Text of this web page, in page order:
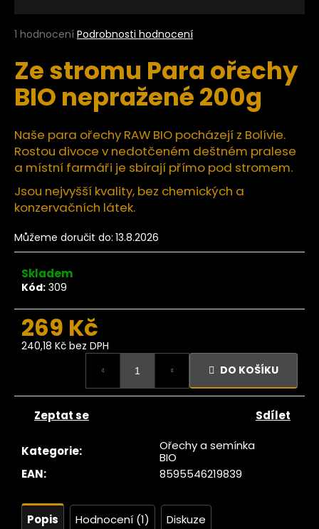
Průměrné
produktu
je
5,0
hvězdiček.
1 hodnocení Podrobnosti hodnocení
Ze stromu Para ořechy
BIO nepražené 200g
Naše para ořechy RAW BIO pocházejí z Bolívie.
Rostou divoce v nedotčeném deštném pralese
a místní farmáři je sbírají přímo pod stromem.
Jsou nejvyšší kvality, bez chemických a
konzervačních látek.
Můžeme doručit do: 13.8.2026
Skladem
Kód: 309
269 Kč
240,18 Kč bez DPH
DO KOŠÍKU
Kategorie:
Ořechy a semínka
BIO
EAN: 8595546219839
Zeptat se Sdílet
Popis Hodnocení (1) Diskuze
a
j
t
?
HLEDAT
o
p
o
u
č
u
e
RAW